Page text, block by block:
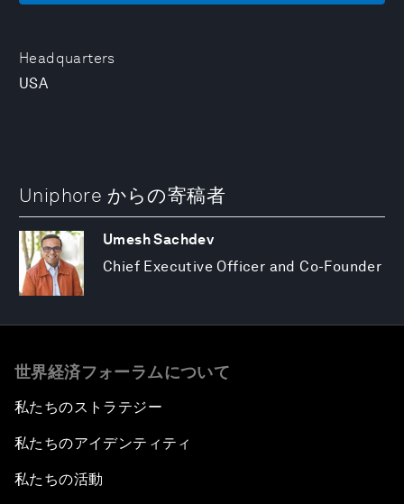
Headquarters
USA
Uniphore からの寄稿者
Umesh Sachdev
Chief Executive Officer and Co-Founder
世界経済フォーラムについて
私たちのストラテジー
私たちのアイデンティティ
私たちの活動